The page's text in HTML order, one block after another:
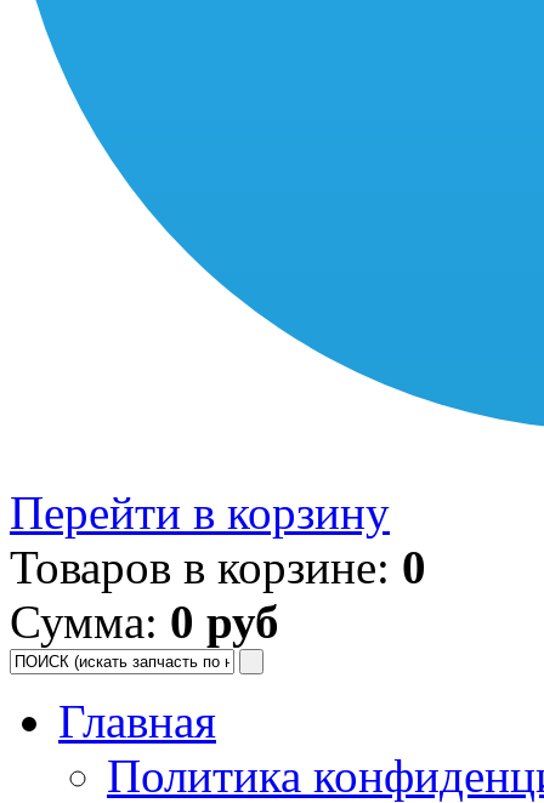
Перейти в корзину
Товаров в корзине: 0
Сумма: 0 руб
Главная
Политика